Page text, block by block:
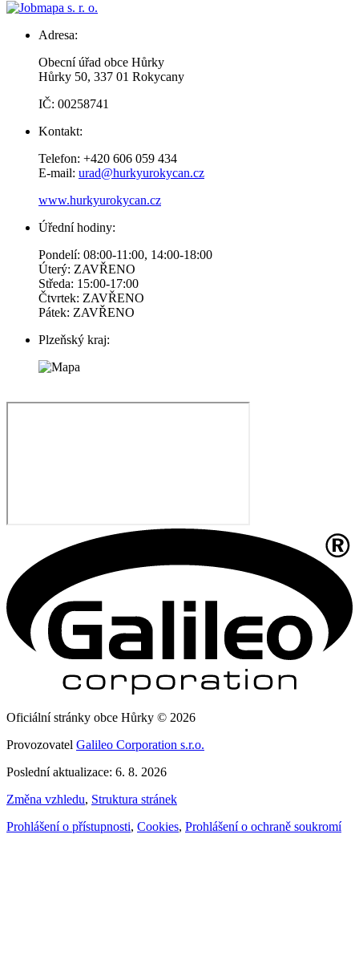
Adresa:
Obecní úřad obce Hůrky
Hůrky 50, 337 01 Rokycany
IČ: 00258741
Kontakt:
Telefon: +420 606 059 434
E-mail: urad@hurkyurokycan.cz
www.hurkyurokycan.cz
Úřední hodiny:
Pondelí: 08:00-11:00, 14:00-18:00
Úterý: ZAVŘENO
Středa: 15:00-17:00
Čtvrtek: ZAVŘENO
Pátek: ZAVŘENO
Plzeňský kraj:
Oficiální stránky obce Hůrky © 2026
Provozovatel Galileo Corporation s.r.o.
Poslední aktualizace: 6. 8. 2026
Změna vzhledu, Struktura stránek
Prohlášení o přístupnosti, Cookies, Prohlášení o ochraně soukromí